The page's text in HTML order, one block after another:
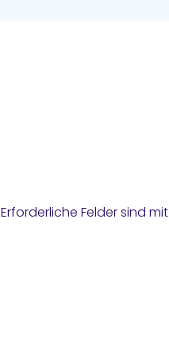
Erforderliche Felder sind mit